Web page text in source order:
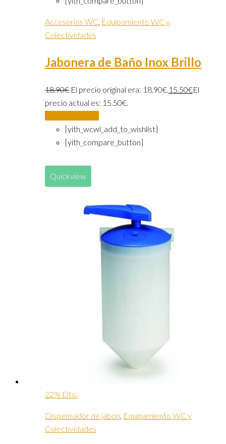
Accesorios WC, Equipamiento WC y
Colectividades
Jabonera de Baño Inox Brillo
18.90€ El precio original era: 18.90€.15.50€El
precio actual es: 15.50€.
[yith_wcwl_add_to_wishlist]
[yith_compare_button]
Quickview
22% Dto.
Dispensador de jabón, Equipamiento WC y
Colectividades